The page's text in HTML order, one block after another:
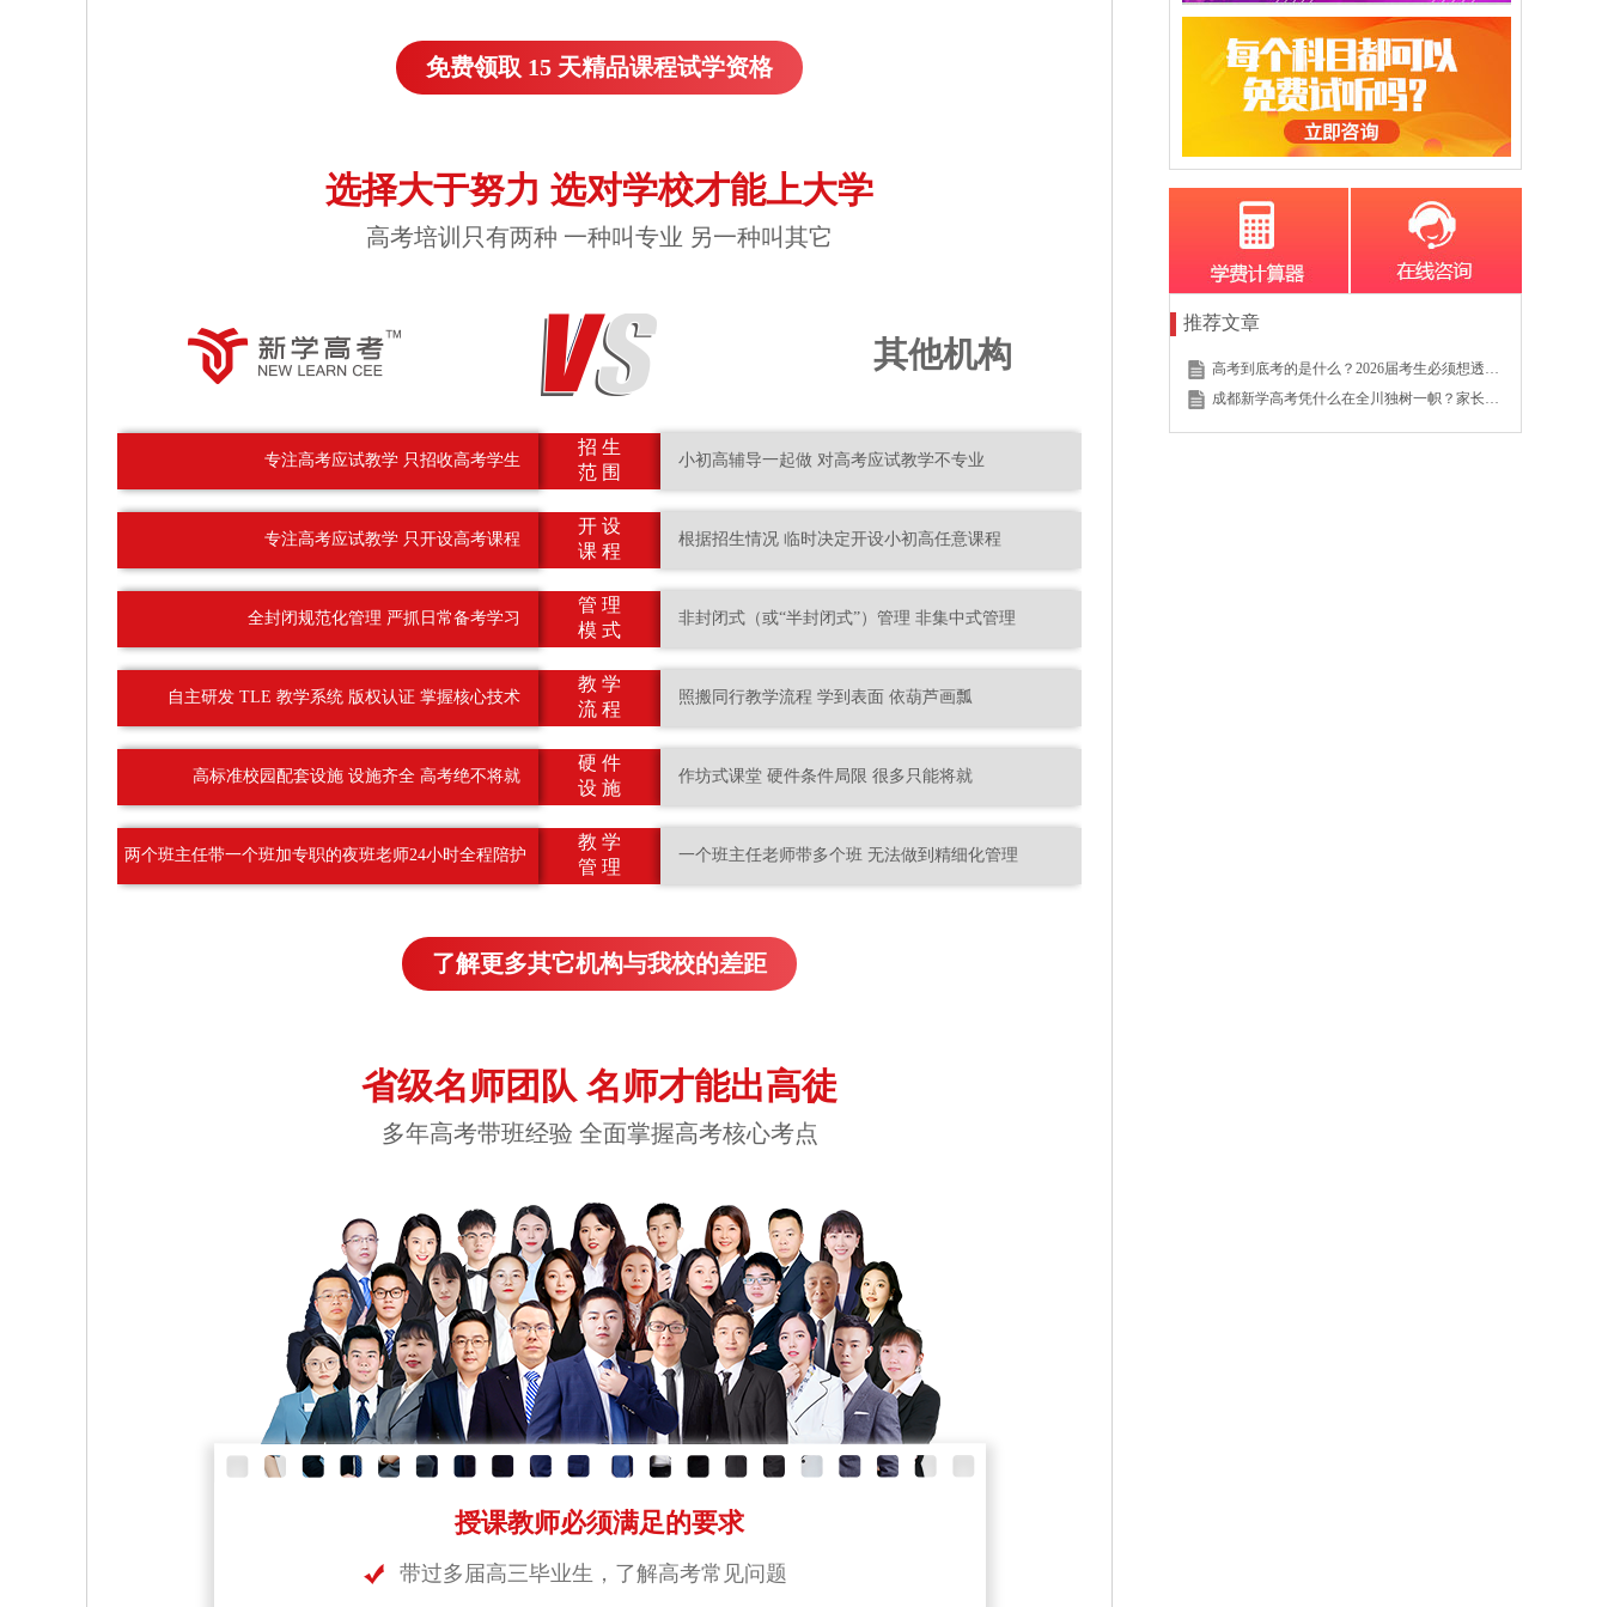
免费领取 15 天精品课程试学资格
选择大于努力 选对学校才能上大学
高考培训只有两种 一种叫专业 另一种叫其它
其他机构
专注高考应试教学 只招收高考学生
专注高考应试教学 只开设高考课程
全封闭规范化管理 严抓日常备考学习
自主研发 TLE 教学系统 版权认证 掌握核心技术
高标准校园配套设施 设施齐全 高考绝不将就
两个班主任带一个班加专职的夜班老师24小时全程陪护
招 生
范 围
开 设
课 程
管 理
模 式
教 学
流 程
硬 件
设 施
教 学
管 理
小初高辅导一起做 对高考应试教学不专业
根据招生情况 临时决定开设小初高任意课程
非封闭式（或“半封闭式”）管理 非集中式管理
照搬同行教学流程 学到表面 依葫芦画瓢
作坊式课堂 硬件条件局限 很多只能将就
一个班主任老师带多个班 无法做到精细化管理
了解更多其它机构与我校的差距
省级名师团队 名师才能出高徒
多年高考带班经验 全面掌握高考核心考点
授课教师必须满足的要求
带过多届高三毕业生，了解高考常见问题
推荐文章
高考到底考的是什么？2026届考生必须想透的这个底层逻辑
成都新学高考凭什么在全川独树一帜？家长的真实选择说明一切